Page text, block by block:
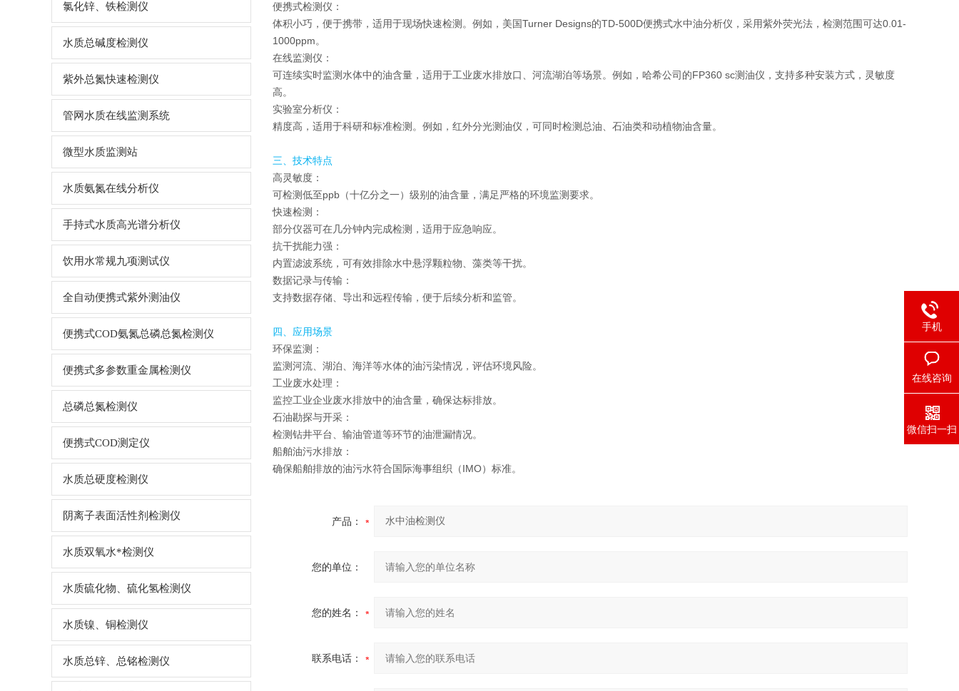
氯化锌、铁检测仪
水质总碱度检测仪
紫外总氮快速检测仪
管网水质在线监测系统
微型水质监测站
水质氨氮在线分析仪
手持式水质高光谱分析仪
饮用水常规九项测试仪
全自动便携式紫外测油仪
便携式COD氨氮总磷总氮检测仪
便携式多参数重金属检测仪
总磷总氮检测仪
便携式COD测定仪
水质总硬度检测仪
阴离子表面活性剂检测仪
水质双氧水*检测仪
水质硫化物、硫化氢检测仪
水质镍、铜检测仪
水质总锌、总铭检测仪
便携式检测仪：
体积小巧，便于携带，适用于现场快速检测。例如，美国Turner Designs的TD-500D便携式水中油分析仪，采用紫外荧光法，检测范围可达0.01-
1000ppm。
在线监测仪：
可连续实时监测水体中的油含量，适用于工业废水排放口、河流湖泊等场景。例如，哈希公司的FP360 sc测油仪，支持多种安装方式，灵敏度
高。
实验室分析仪：
精度高，适用于科研和标准检测。例如，红外分光测油仪，可同时检测总油、石油类和动植物油含量。
三、技术特点
高灵敏度：
可检测低至ppb（十亿分之一）级别的油含量，满足严格的环境监测要求。
快速检测：
部分仪器可在几分钟内完成检测，适用于应急响应。
抗干扰能力强：
内置滤波系统，可有效排除水中悬浮颗粒物、藻类等干扰。
数据记录与传输：
支持数据存储、导出和远程传输，便于后续分析和监管。
四、应用场景
环保监测：
监测河流、湖泊、海洋等水体的油污染情况，评估环境风险。
工业废水处理：
监控工业企业废水排放中的油含量，确保达标排放。
石油勘探与开采：
检测钻井平台、输油管道等环节的油泄漏情况。
船舶油污水排放：
确保船舶排放的油污水符合国际海事组织（IMO）标准。
产品：
您的单位：
您的姓名：
联系电话：
手机
在线咨询
微信扫一扫